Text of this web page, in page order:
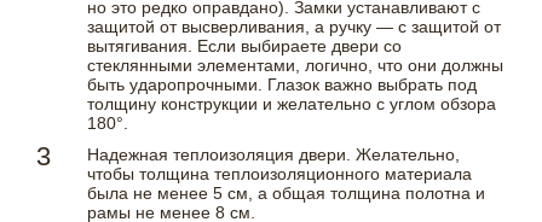
но это редко оправдано). Замки устанавливают с
защитой от высверливания, а ручку — с защитой от
вытягивания. Если выбираете двери со
стеклянными элементами, логично, что они должны
быть ударопрочными. Глазок важно выбрать под
толщину конструкции и желательно с углом обзора
180°.
Надежная теплоизоляция двери. Желательно,
чтобы толщина теплоизоляционного материала
была не менее 5 см, а общая толщина полотна и
рамы не менее 8 см.